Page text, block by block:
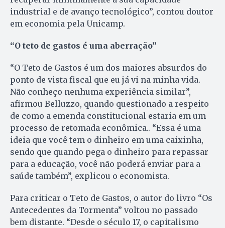
industrial e de avanço tecnológico”, contou doutor
em economia pela Unicamp.
“O teto de gastos é uma aberração”
“O Teto de Gastos é um dos maiores absurdos do
ponto de vista fiscal que eu já vi na minha vida.
Não conheço nenhuma experiência similar”,
afirmou Belluzzo, quando questionado a respeito
de como a emenda constitucional estaria em um
processo de retomada econômica.. “Essa é uma
ideia que você tem o dinheiro em uma caixinha,
sendo que quando pega o dinheiro para repassar
para a educação, você não poderá enviar para a
saúde também”, explicou o economista.
Para criticar o Teto de Gastos, o autor do livro “Os
Antecedentes da Tormenta” voltou no passado
bem distante. “Desde o século 17, o capitalismo